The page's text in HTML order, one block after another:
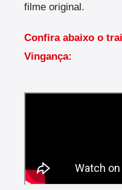
filme original.
Confira abaixo o
Vingança: